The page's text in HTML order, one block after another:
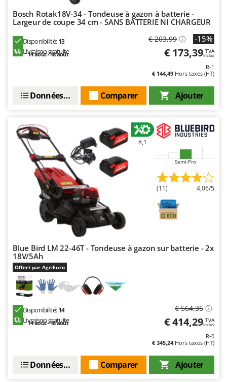
Bosch Rotak18V-34 - Tondeuse à gazon à batterie -
Largeur de coupe 34 cm - SANS BATTERIE NI CHARGEUR
Disponibilité:13
Livraison gratuite
14 août - 18 août
€ 203,99 -15%
€ 173,39 TVA
Inclus
R-1
€ 144,49 Hors taxes (HT)
Ajouter
Comparer
Données techniques
8,1
Semi-Pro
(11) 4,06/5
Blue Bird LM 22-46T - Tondeuse à gazon sur batterie - 2x
18V/5Ah
Offert par AgriEuro
Disponibilité:14
Livraison gratuite
14 août - 18 août
€ 564,35
€ 414,29 TVA
Inclus
R-0
€ 345,24Hors taxes (HT)
Ajouter
Comparer
Données techniques